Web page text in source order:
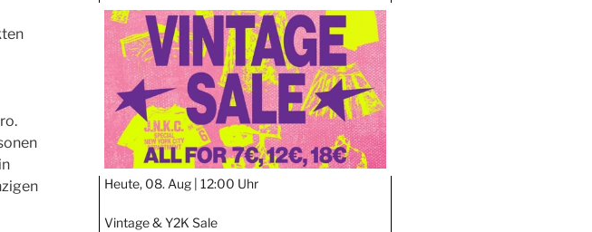
TAGE
STIPP
Heute, 08. Aug | 12:00 Uhr
Vintage & Y2K Sale